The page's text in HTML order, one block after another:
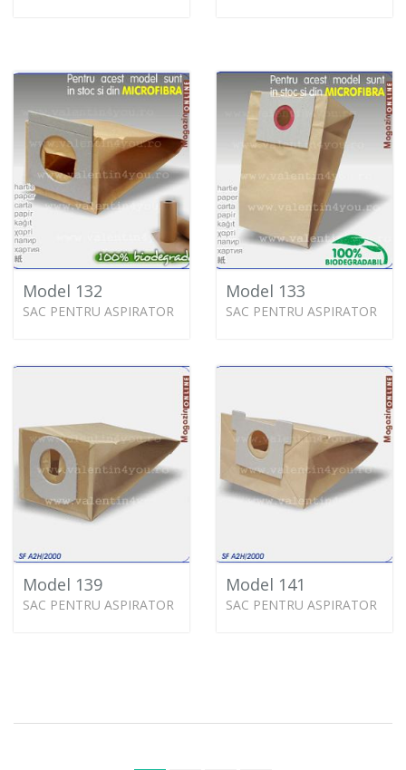
Model 132
SAC PENTRU ASPIRATOR
Model 133
SAC PENTRU ASPIRATOR
Model 139
SAC PENTRU ASPIRATOR
Model 141
SAC PENTRU ASPIRATOR